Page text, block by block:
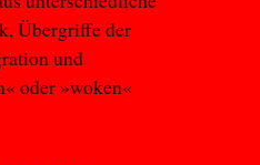
Übergriffe der
und
oder »woken«